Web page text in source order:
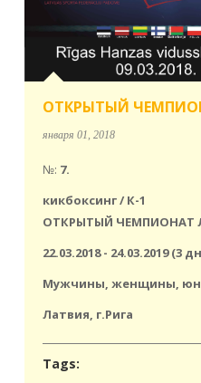
ОТКРЫТЫЙ
января 01, 2018
№: 7.
кикбоксинг / К-1
ОТКРЫТЫЙ ЧЕМПИОНАТ
22.03.2018 - 24.03.2019 (3
Мужчины, женщины,
Латвия, г.Рига
Tags: